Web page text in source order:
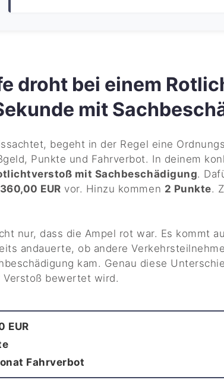
droht bei einem
mit
begeht in der Regel eine
Punkte und Fahrverbot. In deinem
mit Sachbeschädigung.
360,00 EUR vor. Hinzu kommen 2 Punkte.
nur, dass die Ampel rot war. Es kommt
andauerte, ob andere
kam. Genau diese
bewertet wird.
EUR
Fahrverbot